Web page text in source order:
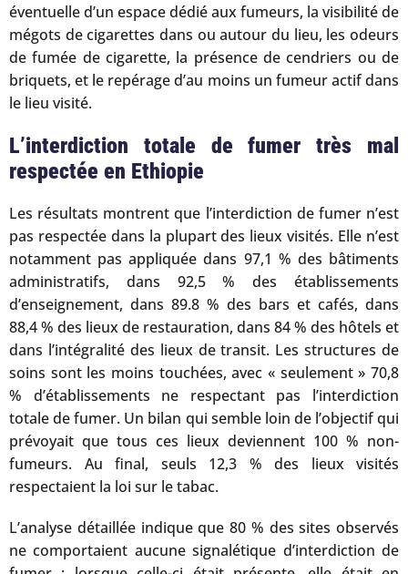
éventuelle d’un espace dédié aux fumeurs, la visibilité de
mégots de cigarettes dans ou autour du lieu, les odeurs
de fumée de cigarette, la présence de cendriers ou de
briquets, et le repérage d’au moins un fumeur actif dans
le lieu visité.
L’interdiction totale de fumer très mal
respectée en Ethiopie
Les résultats montrent que l’interdiction de fumer n’est
pas respectée dans la plupart des lieux visités. Elle n’est
notamment pas appliquée dans 97,1 % des bâtiments
administratifs, dans 92,5 % des établissements
d’enseignement, dans 89.8 % des bars et cafés, dans
88,4 % des lieux de restauration, dans 84 % des hôtels et
dans l’intégralité des lieux de transit. Les structures de
soins sont les moins touchées, avec « seulement » 70,8
% d’établissements ne respectant pas l’interdiction
totale de fumer. Un bilan qui semble loin de l’objectif qui
prévoyait que tous ces lieux deviennent 100 % non-
fumeurs. Au final, seuls 12,3 % des lieux visités
respectaient la loi sur le tabac.
L’analyse détaillée indique que 80 % des sites observés
ne comportaient aucune signalétique d’interdiction de